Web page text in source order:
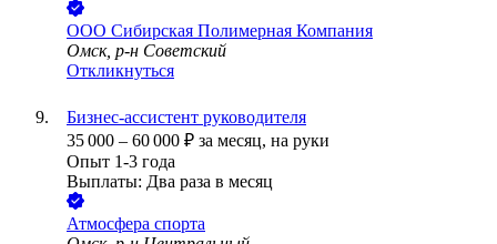
ООО Сибирская Полимерная Компания
Омск, р-н Советский
Откликнуться
Бизнес-ассистент руководителя
35 000 – 60 000 ₽ за месяц, на руки
Опыт 1-3 года
Выплаты: Два раза в месяц
Атмосфера спорта